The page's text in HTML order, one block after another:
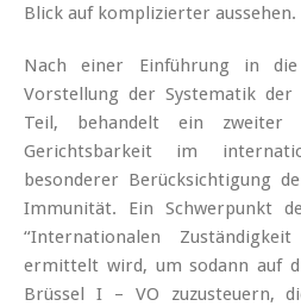
Blick auf komplizierter aussehen.
Nach einer Einführung in
Vorstellung der Systematik der
Teil, behandelt ein
Gerichtsbarkeit im
besonderer Berücksichtigung
Immunität. Ein Schwerpunkt
“Internationalen
ermittelt wird, um sodann auf
Brüssel I – VO zuzusteuern,